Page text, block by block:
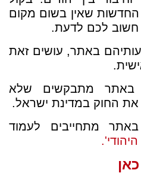
החדשות שאין בשום מקום
לכם לדעת.
באתר, עושים זאת
באתר מתבקשים שלא
את החוק במדינת ישראל.
מתחייבים לעמוד